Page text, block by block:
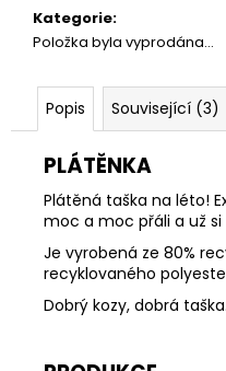
Kategorie:
Položka byla vyprodána…
Popis Související (3)
PLÁTĚNKA
Plátěná taška na léto!
moc a moc přáli a už
Je vyrobená ze 80%
recyklovaného
Dobrý kozy, dobrá taška.
Kč